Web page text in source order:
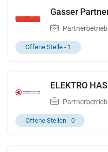
Gasser
Offene Stelle - 1
ELEKTRO
Offene Stellen - 0